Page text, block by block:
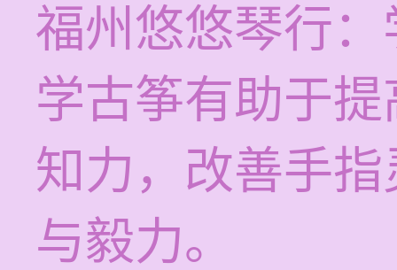
福州悠悠琴行
学古筝有助于
知力，改善手
与毅力。